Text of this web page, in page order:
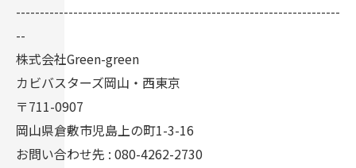
--------------------------------------------------------------------
--
株式会社Green-green
カビバスターズ岡山・西東京
〒711-0907
岡山県倉敷市児島上の町1-3-16
お問い合わせ先 : 080-4262-2730